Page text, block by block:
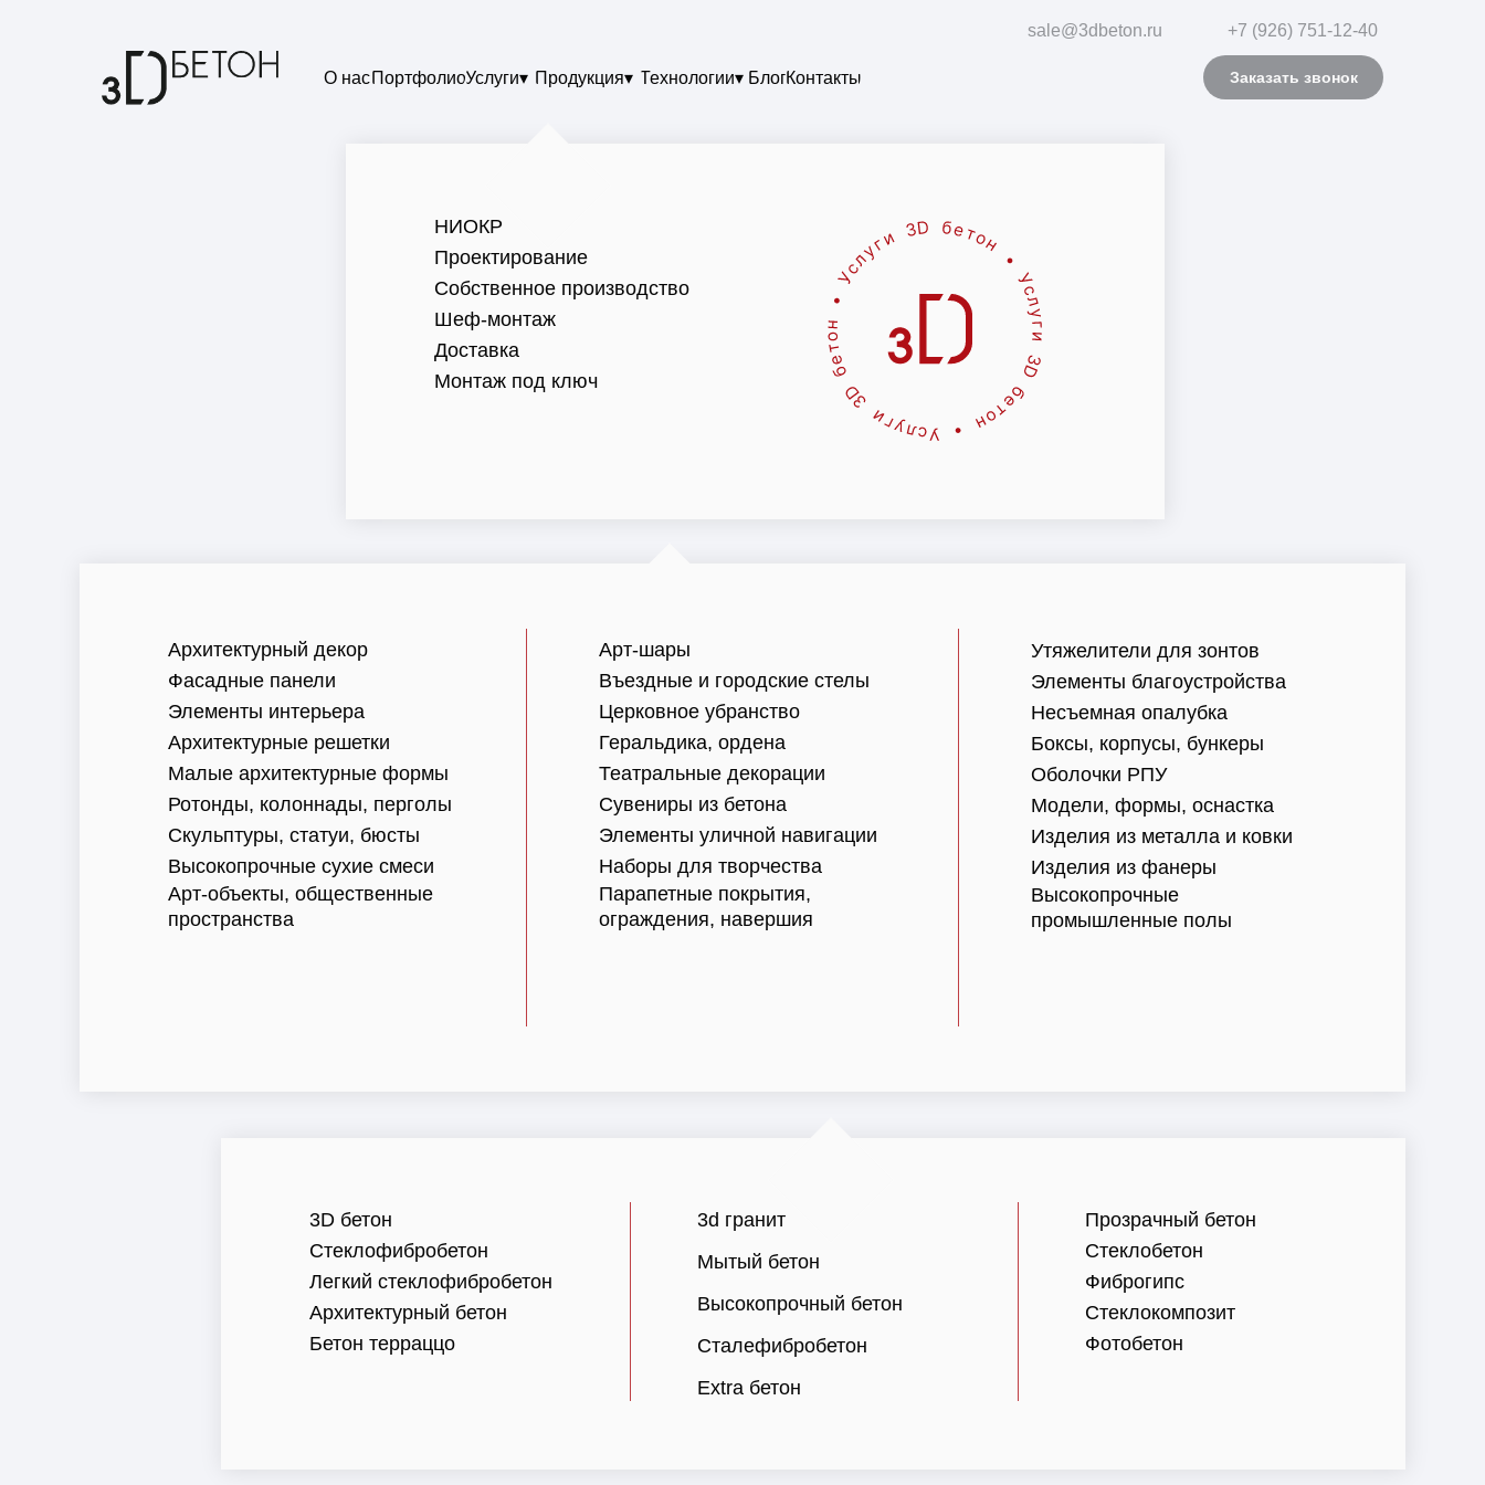
Заказать звонок
О насПортфолиоУслуги▾ Продукция▾ Технологии▾ БлогКонтакты
+7 (926) 751-12-40
sale@3dbeton.ru
НИОКР
Проектирование
Собственное производство
Шеф-монтаж
Доставка
Монтаж под ключ
Утяжелители для зонтов
Элементы благоустройства
Несъемная опалубка
Боксы, корпусы, бункеры
Оболочки РПУ
Модели, формы, оснастка
Изделия из металла и ковки
Изделия из фанеры
Высокопрочные
промышленные полы
Арт-шары
Въездные и городские стелы
Церковное убранство
Геральдика, ордена
Театральные декорации
Сувениры из бетона
Элементы уличной навигации
Наборы для творчества
Парапетные покрытия,
ограждения, навершия
Архитектурный декор
Фасадные панели
Элементы интерьера
Архитектурные решетки
Малые архитектурные формы
Ротонды, колоннады, перголы
Скульптуры, статуи, бюсты
Высокопрочные сухие смеси
Арт-объекты, общественные
пространства
Прозрачный бетон
Стеклобетон
Фиброгипс
Стеклокомпозит
Фотобетон
3D бетон
Стеклофибробетон
Легкий стеклофибробетон
Архитектурный бетон
Бетон терраццо
Extra бетон
Сталефибробетон
Высокопрочный бетон
Мытый бетон
3d гранит